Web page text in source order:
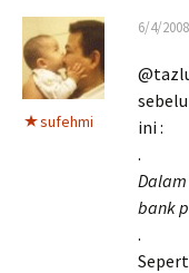
sufehmi
6/4/
ini :
.
bank
.